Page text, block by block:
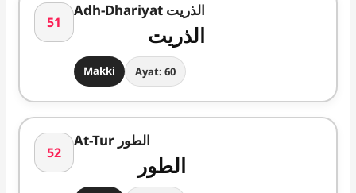
51
Adh-Dhariyat الذریت
الذریت
Makki Ayat: 60
52
At-Tur الطور
الطور